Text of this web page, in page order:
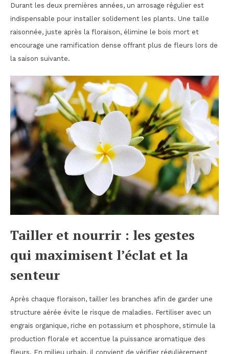
Durant les deux premières années, un arrosage régulier est
indispensable pour installer solidement les plants. Une taille
raisonnée, juste après la floraison, élimine le bois mort et
encourage une ramification dense offrant plus de fleurs lors de
la saison suivante.
Tailler et nourrir : les gestes
qui maximisent l’éclat et la
senteur
Après chaque floraison, tailler les branches afin de garder une
structure aérée évite le risque de maladies. Fertiliser avec un
engrais organique, riche en potassium et phosphore, stimule la
production florale et accentue la puissance aromatique des
fleurs. En milieu urbain, il convient de vérifier régulièrement